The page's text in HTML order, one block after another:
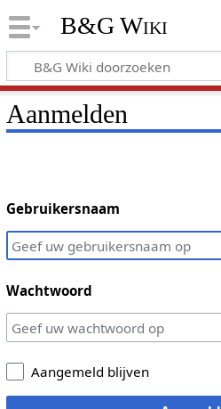
B&G Wiki
Aanmelden
Gebruikersnaam
Wachtwoord
Aangemeld blijven